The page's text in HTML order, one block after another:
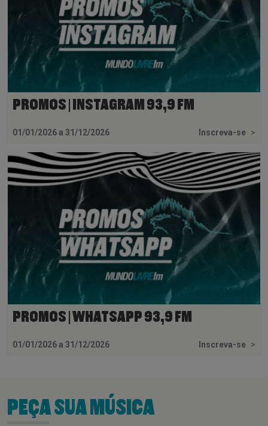
PROMOS | INSTAGRAM 93,9 FM
01/01/2026 a 31/12/2026 Inscreva-se >
PROMOS | WHATSAPP 93,9 FM
01/01/2026 a 31/12/2026 Inscreva-se >
PEÇA SUA MÚSICA